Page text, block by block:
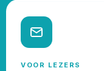
VOOR LEZERS